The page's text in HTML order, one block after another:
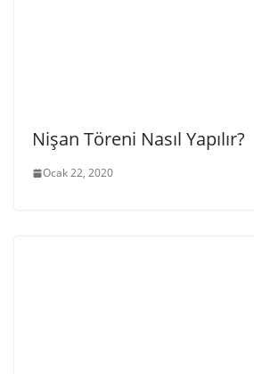
Nişan Töreni Nasıl Yapılır?
Ocak 22, 2020